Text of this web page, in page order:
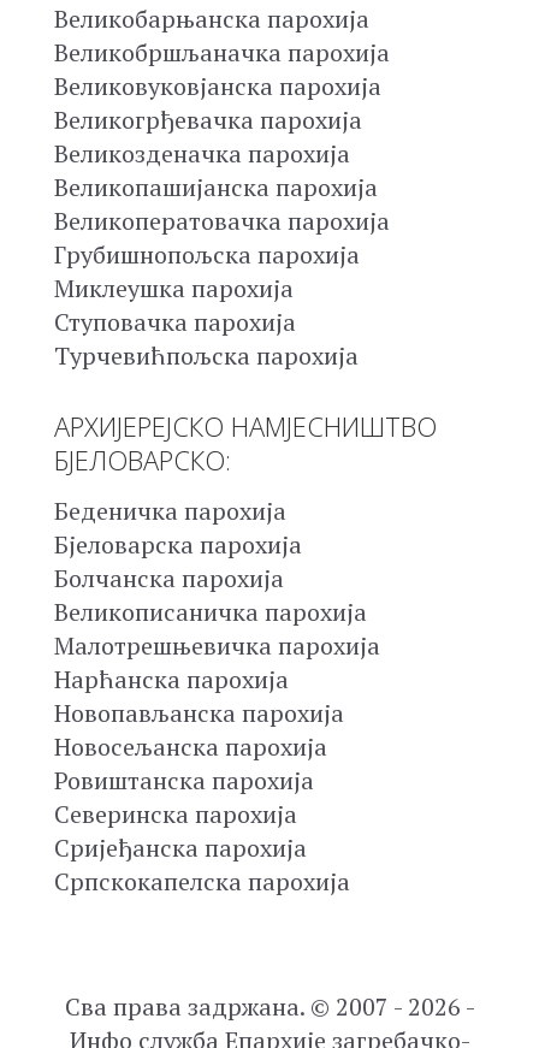
Великобарњанска парохија
Великобршљаначка парохија
Великовуковјанска парохија
Великогрђевачка парохија
Великозденачка парохија
Великопашијанска парохија
Великоператовачка парохија
Грубишнопољска парохија
Миклеушка парохија
Ступовачка парохија
Турчевићпољска парохија
АРХИЈЕРЕЈСКО НАМЈЕСНИШТВО
БЈЕЛОВАРСКО:
Беденичка парохија
Бјеловарска парохија
Болчанска парохија
Великописаничка парохија
Малотрешњевичка парохија
Нарћанска парохија
Новопављанска парохија
Новосељанска парохија
Ровиштанска парохија
Северинска парохија
Сријеђанска парохија
Српскокапелска парохија
Сва права задржана. © 2007 - 2026 -
Инфо служба Епархије загребачко-